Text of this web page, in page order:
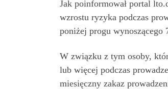
Jak poinformował portal
wzrostu ryzyka podczas
poniżej progu wynoszącego
W związku z tym osoby,
lub więcej podczas
miesięczny zakaz